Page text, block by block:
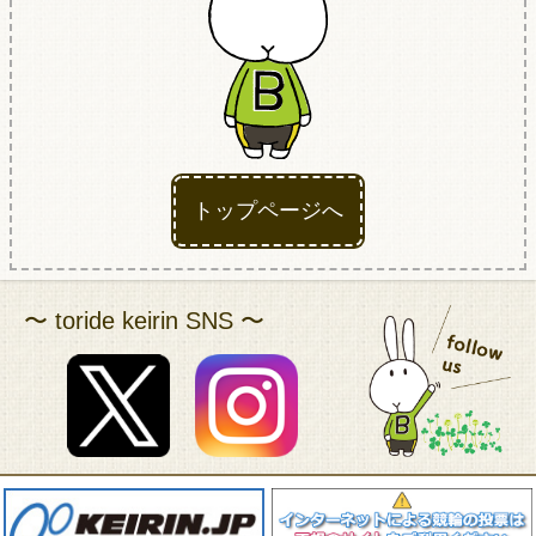
アクセス
トップページへ
〜 toride keirin SNS 〜